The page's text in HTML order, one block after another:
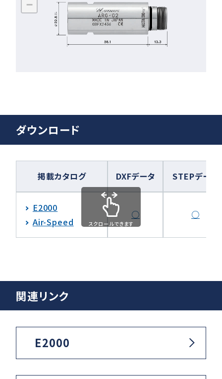
ダウンロード
掲載カタログ DXFデータ STEPデータ
E2000
Air-Speed
○ ○
スクロールできます
関連リンク
E2000
−